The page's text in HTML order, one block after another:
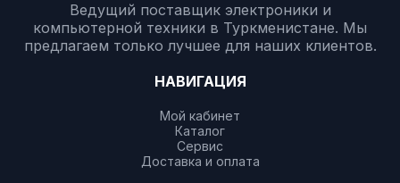
Ведущий поставщик электроники и
компьютерной техники в Туркменистане. Мы
предлагаем только лучшее для наших клиентов.
НАВИГАЦИЯ
Мой кабинет
Каталог
Сервис
Доставка и оплата